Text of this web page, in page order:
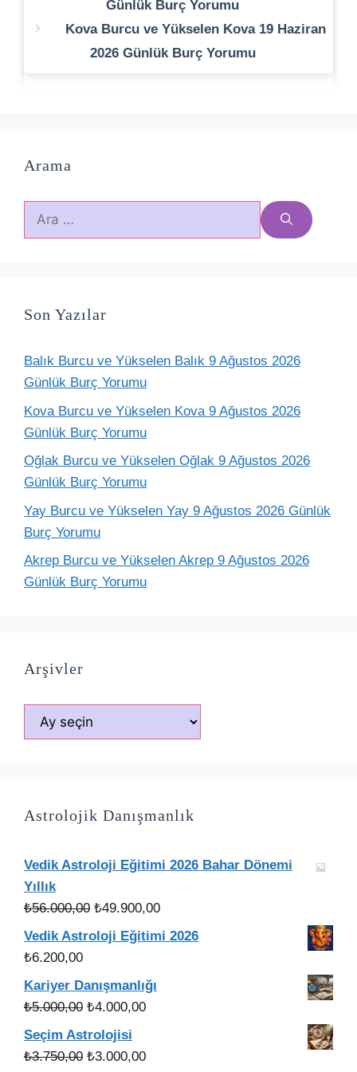
Günlük Burç Yorumu
Kova Burcu ve Yükselen Kova 19 Haziran
2026 Günlük Burç Yorumu
Arama
için
Son Yazılar
Balık Burcu ve Yükselen Balık 9 Ağustos 2026
Günlük Burç Yorumu
Kova Burcu ve Yükselen Kova 9 Ağustos 2026
Günlük Burç Yorumu
Oğlak Burcu ve Yükselen Oğlak 9 Ağustos 2026
Günlük Burç Yorumu
Yay Burcu ve Yükselen Yay 9 Ağustos 2026 Günlük
Burç Yorumu
Akrep Burcu ve Yükselen Akrep 9 Ağustos 2026
Günlük Burç Yorumu
Arşivler
Arşivler
Astrolojik Danışmanlık
Vedik Astroloji Eğitimi 2026 Bahar Dönemi
Yıllık
₺56.000,00 Orijinal
fiyat:
₺49.900,00Şu
andaki
Vedik Astroloji Eğitimi 2026
₺6.200,00
Kariyer Danışmanlığı
₺5.000,00 Orijinal
fiyat:
₺5.000,00.
₺4.000,00Şu
fiyat:
Seçim Astrolojisi
₺3.750,00 Orijinal
₺3.000,00Şu